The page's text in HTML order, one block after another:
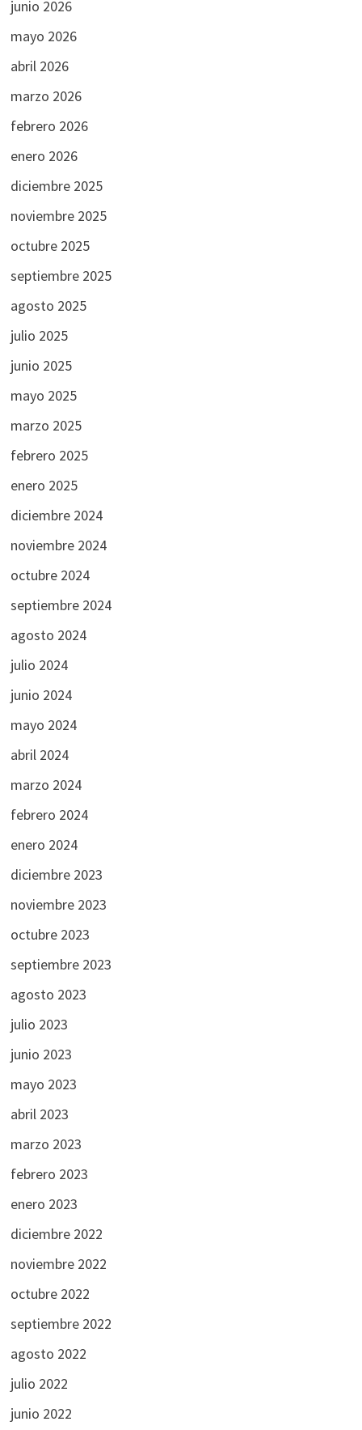
junio 2026
mayo 2026
abril 2026
marzo 2026
febrero 2026
enero 2026
diciembre 2025
noviembre 2025
octubre 2025
septiembre 2025
agosto 2025
julio 2025
junio 2025
mayo 2025
marzo 2025
febrero 2025
enero 2025
diciembre 2024
noviembre 2024
octubre 2024
septiembre 2024
agosto 2024
julio 2024
junio 2024
mayo 2024
abril 2024
marzo 2024
febrero 2024
enero 2024
diciembre 2023
noviembre 2023
octubre 2023
septiembre 2023
agosto 2023
julio 2023
junio 2023
mayo 2023
abril 2023
marzo 2023
febrero 2023
enero 2023
diciembre 2022
noviembre 2022
octubre 2022
septiembre 2022
agosto 2022
julio 2022
junio 2022